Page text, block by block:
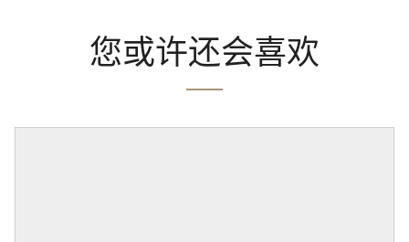
您或许还会喜欢